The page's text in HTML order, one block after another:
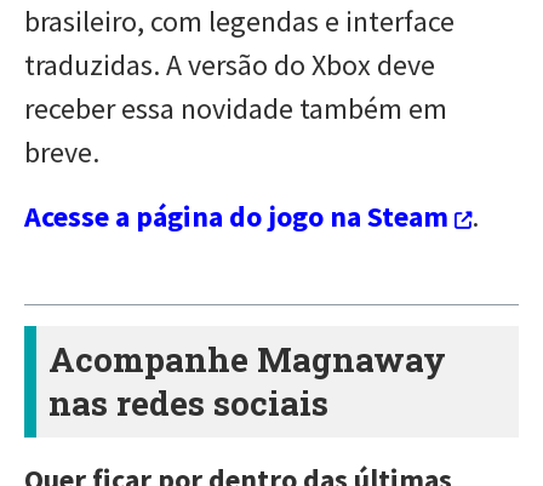
brasileiro, com legendas e interface
traduzidas. A versão do Xbox deve
receber essa novidade também em
breve.
Acesse a página do jogo na Steam
.
Acompanhe Magnaway
nas redes sociais